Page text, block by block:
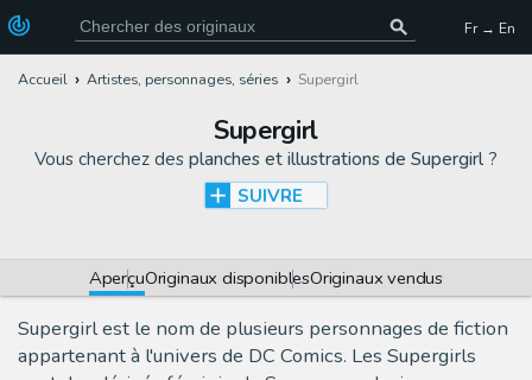
Fr → En
Accueil Artistes, personnages, séries Supergirl
Supergirl
Vous cherchez des planches et illustrations de Supergirl ?
SUIVRE
AperçuOriginaux disponiblesOriginaux vendus
Supergirl est le nom de plusieurs personnages de fiction
appartenant à l'univers de DC Comics. Les Supergirls